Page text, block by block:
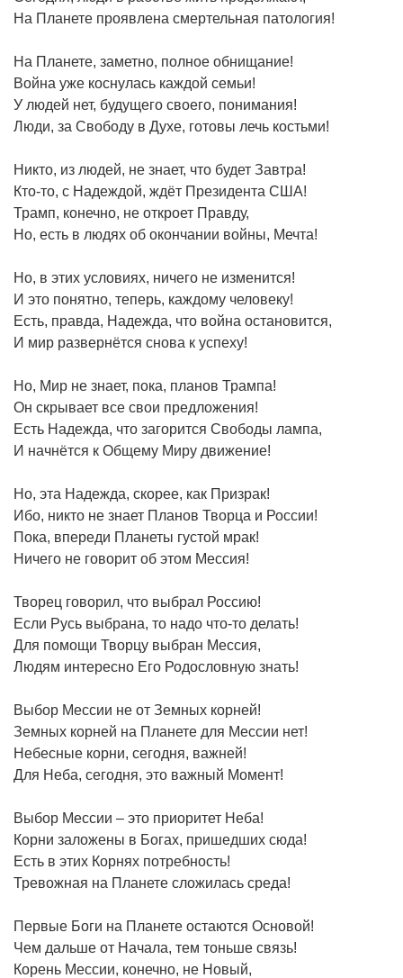
На Планете проявлена смертельная патология!
На Планете, заметно, полное обнищание!
Война уже коснулась каждой семьи!
У людей нет, будущего своего, понимания!
Люди, за Свободу в Духе, готовы лечь костьми!
Никто, из людей, не знает, что будет Завтра!
Кто-то, с Надеждой, ждёт Президента США!
Трамп, конечно, не откроет Правду,
Но, есть в людях об окончании войны, Мечта!
Но, в этих условиях, ничего не изменится!
И это понятно, теперь, каждому человеку!
Есть, правда, Надежда, что война остановится,
И мир развернётся снова к успеху!
Но, Мир не знает, пока, планов Трампа!
Он скрывает все свои предложения!
Есть Надежда, что загорится Свободы лампа,
И начнётся к Общему Миру движение!
Но, эта Надежда, скорее, как Призрак!
Ибо, никто не знает Планов Творца и России!
Пока, впереди Планеты густой мрак!
Ничего не говорит об этом Мессия!
Творец говорил, что выбрал Россию!
Если Русь выбрана, то надо что-то делать!
Для помощи Творцу выбран Мессия,
Людям интересно Его Родословную знать!
Выбор Мессии не от Земных корней!
Земных корней на Планете для Мессии нет!
Небесные корни, сегодня, важней!
Для Неба, сегодня, это важный Момент!
Выбор Мессии – это приоритет Неба!
Корни заложены в Богах, пришедших сюда!
Есть в этих Корнях потребность!
Тревожная на Планете сложилась среда!
Первые Боги на Планете остаются Основой!
Чем дальше от Начала, тем тоньше связь!
Корень Мессии, конечно, не Новый,